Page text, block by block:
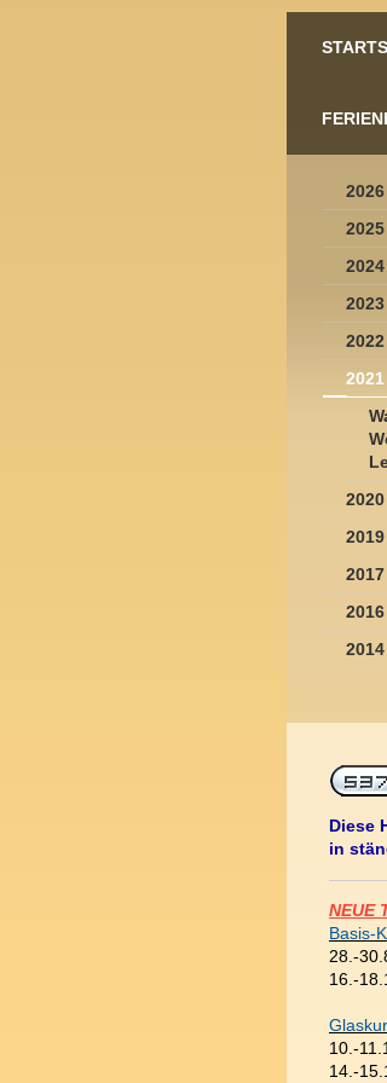
2026
2025
2024
2023
2022
2021
2020
2019
2017
2016
2014
Diese
in
NEUE
Basis-
28.-
16.-
10.-
14.-